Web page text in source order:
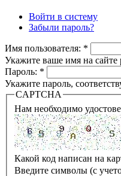
Войти в систему
Забыли пароль?
Имя пользователя: *
Укажите ваше имя на
Пароль: *
Укажите пароль,
CAPTCHA
Нам необходимо
Какой код написан на
Введите символы (с